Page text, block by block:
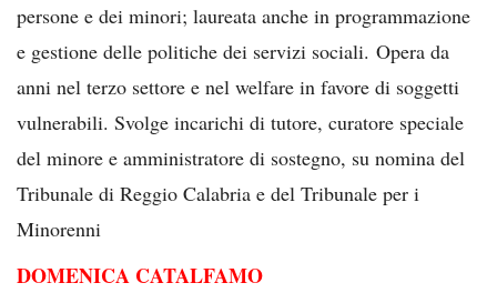
persone e dei minori; laureata anche in programmazione
e gestione delle politiche dei servizi sociali. Opera da
anni nel terzo settore e nel welfare in favore di soggetti
vulnerabili. Svolge incarichi di tutore, curatore speciale
del minore e amministratore di sostegno, su nomina del
Tribunale di Reggio Calabria e del Tribunale per i
Minorenni
DOMENICA CATALFAMO